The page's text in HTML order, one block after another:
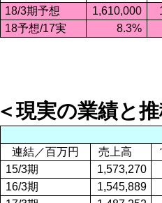
18/3期予想 1,610,000
18予想/17実 8.3%
＜現実の業績と
連結／百万円 売上高
15/3期
1,573,270
16/3期
1,545,889